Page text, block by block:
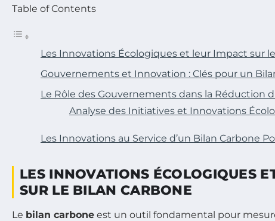
Table of Contents
Les Innovations Écologiques et leur Impact sur
Gouvernements et Innovation : Clés pour un
Le Rôle des Gouvernements dans la Réduction
Analyse des Initiatives et Innovations
Les Innovations au Service d’un Bilan Carbone
LES INNOVATIONS ÉCOLOGIQUES
SUR LE BILAN CARBONE
Le bilan carbone est un outil fondamental pour